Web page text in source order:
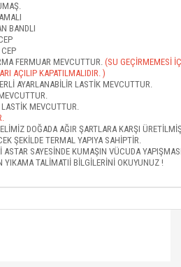
BANDLI
FERMUAR MEVCUTTUR. (SU GEÇİRMEMESİ
AÇILIP KAPATILMALIDIR. )
AYARLANABİLİR LASTİK MEVCUTTUR.
MEVCUTTUR.
DOĞADA AĞIR ŞARTLARA KARŞI
ŞEKİLDE TERMAL YAPIYA SAHİPTİR.
ASTAR SAYESİNDE KUMAŞIN VÜCUDA
YIKAMA TALİMATIİ BİLGİLERİNİ OKUYUNUZ !